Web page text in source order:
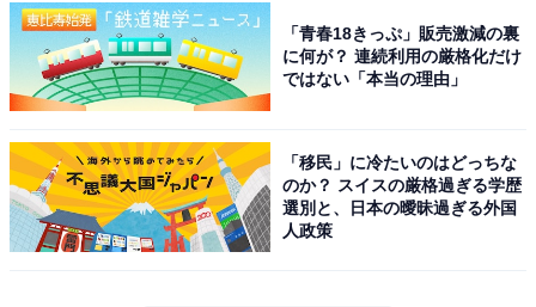
見事1位に輝いたのは、新垣結衣さんでした。1988年生
まれの新垣結衣さんは、『コード・ブルー』（フジテレ
ビ系）や『逃げるは恥だが役に立つ』（TBS系）など、
社会現象となるドラマに多数出演してきました。また、
長年務める企業のCMなどでもお馴染みです。映像に彩
りを添える彼女の落ち着きのある澄んだ声は見る者に安
「青春18きっぷ」販売激減の裏
に何が？ 連続利用の厳格化だけ
ではない「本当の理由」
「移民」に冷たいのはどっちな
のか？ スイスの厳格過ぎる学歴
選別と、日本の曖昧過ぎる外国
人政策